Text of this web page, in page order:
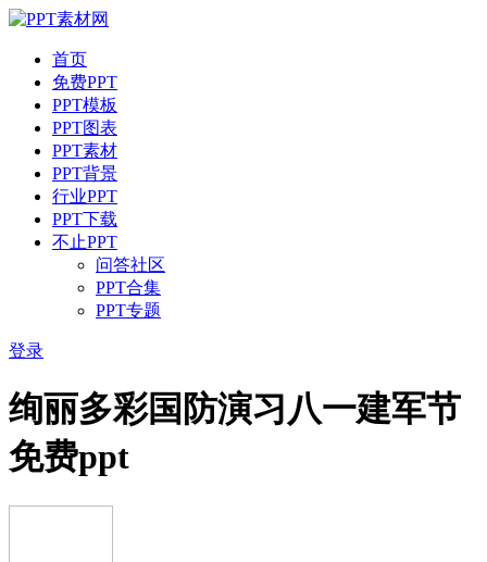
首页
免费PPT
PPT模板
PPT图表
PPT素材
PPT背景
行业PPT
PPT下载
不止PPT
问答社区
PPT合集
PPT专题
登录
绚丽多彩国防演习八一建军节
免费ppt